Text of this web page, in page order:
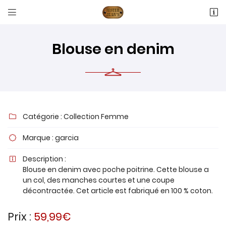
 
03 44 77 66 05
Recopier le code ci-contre
Blouse en denim
 Catégorie : Collection Femme
 Marque : garcia

Description :
Blouse en denim avec poche poitrine. Cette blouse a
un col, des manches courtes et une coupe
décontractée. Cet article est fabriqué en 100 % coton.
Prix : 59,99€